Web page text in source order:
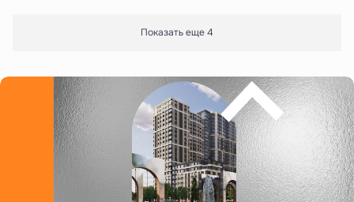
Показать еще 4